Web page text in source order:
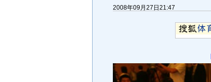
2008年09月27日21:47